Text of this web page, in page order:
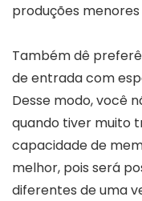
produções
Também dê
de entrada com
Desse modo, você
quando tiver muito
capacidade de
melhor, pois será
diferentes de uma